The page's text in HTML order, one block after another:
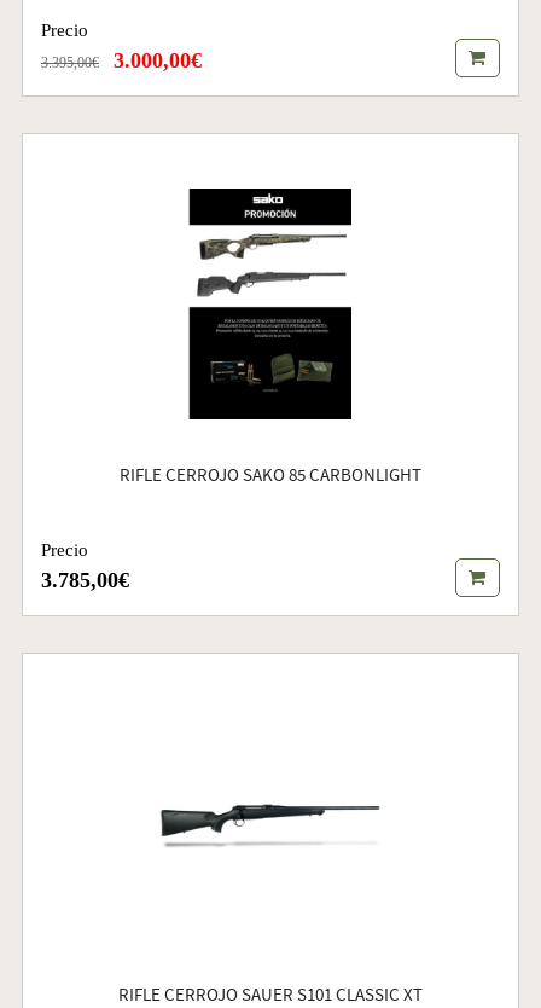
Precio
3.395,00€ 3.000,00€
RIFLE CERROJO SAKO 85 CARBONLIGHT
Precio
3.785,00€
RIFLE CERROJO SAUER S101 CLASSIC XT